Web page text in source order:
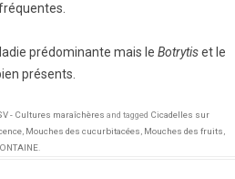
prédominante mais le Botrytiset le
présents.
- Cultures maraîchères and tagged Cicadelles sur
, Mouches des cucurbitacées, Mouches des fruits,
.